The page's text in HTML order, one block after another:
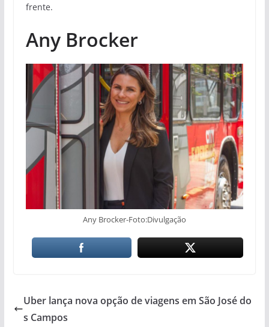
frente.
Any Brocker
Any Brocker-Foto:Divulgação
Uber lança nova opção de viagens em São José do
s Campos